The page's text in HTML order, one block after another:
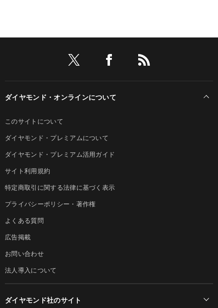
ダイヤモンド・オンラインについて
このサイトについて
ダイヤモンド・プレミアムについて
ダイヤモンド・プレミアム活用ガイド
サイト利用規約
特定商取引に関する法律に基づく表示
プライバシーポリシー・著作権
よくある質問
広告掲載
お問い合わせ
法人導入について
ダイヤモンド社のサイト